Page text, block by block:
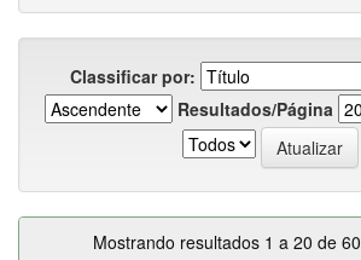
Classificar por:
Resultados/Página
Mostrando resultados 1 a 20 de 60